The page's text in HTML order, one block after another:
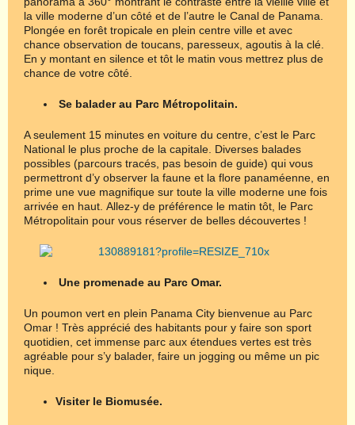
la ville moderne d’un côté et de l’autre le Canal de Panama.
Plongée en forêt tropicale en plein centre ville et avec
chance observation de toucans, paresseux, agoutis à la clé.
En y montant en silence et tôt le matin vous mettrez plus de
chance de votre côté.
Se balader au Parc Métropolitain.
A seulement 15 minutes en voiture du centre, c’est le Parc
National le plus proche de la capitale. Diverses balades
possibles (parcours tracés, pas besoin de guide) qui vous
permettront d’y observer la faune et la flore panaméenne, en
prime une vue magnifique sur toute la ville moderne une fois
arrivée en haut. Allez-y de préférence le matin tôt, le Parc
Métropolitain pour vous réserver de belles découvertes !
Une promenade au Parc Omar.
Un poumon vert en plein Panama City bienvenue au Parc
Omar ! Très apprécié des habitants pour y faire son sport
quotidien, cet immense parc aux étendues vertes est très
agréable pour s’y balader, faire un jogging ou même un pic
nique.
Visiter le Biomusée.